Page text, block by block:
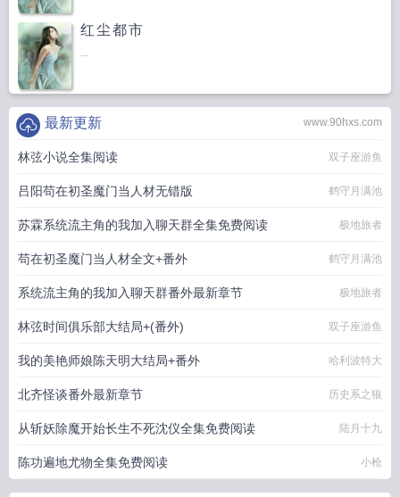
红尘都市
...
www.90hxs.com
最新更新
林弦小说全集阅读 双子座游鱼
吕阳苟在初圣魔门当人材无错版 鹤守月满池
苏霖系统流主角的我加入聊天群全集免费阅读 极地旅者
苟在初圣魔门当人材全文+番外 鹤守月满池
系统流主角的我加入聊天群番外最新章节 极地旅者
林弦时间俱乐部大结局+(番外) 双子座游鱼
我的美艳师娘陈天明大结局+番外 哈利波特大
北齐怪谈番外最新章节 历史系之狼
从斩妖除魔开始长生不死沈仪全集免费阅读 陆月十九
陈功遍地尤物全集免费阅读 小枪